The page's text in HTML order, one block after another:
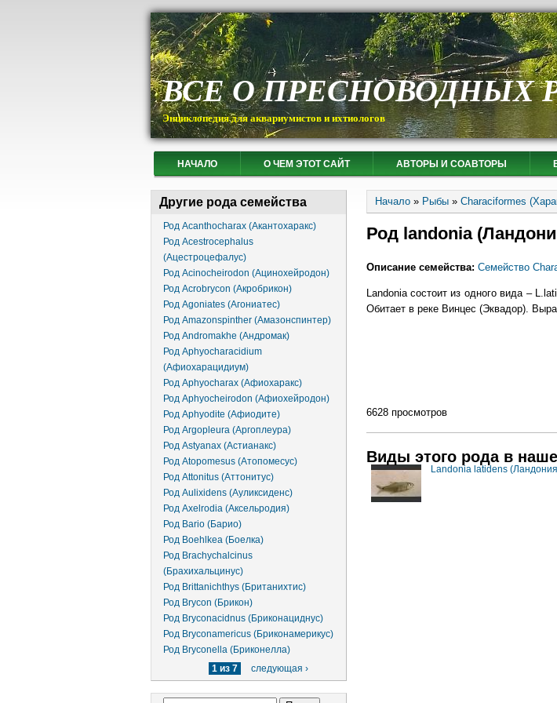
ВСЕ О ПРЕСНОВОДНЫХ
Энциклопедия для аквариумистов и ихтиологов
НАЧАЛО О ЧЕМ ЭТОТ САЙТ АВТОРЫ И СОАВТОРЫ
Другие рода семейства
Род Acanthocharax (Акантохаракс)
Род Acestrocephalus
(Ацестроцефалус)
Род Acinocheirodon (Ацинохейродон)
Род Acrobrycon (Акробрикон)
Род Agoniates (Агониатес)
Род Amazonspinther (Амазонспинтер)
Род Andromakhe (Андромак)
Род Aphyocharacidium
(Афиохарацидиум)
Род Aphyocharax (Афиохаракс)
Род Aphyocheirodon (Афиохейродон)
Род Aphyodite (Афиодите)
Род Argopleura (Аргоплеура)
Род Astyanax (Астианакс)
Род Atopomesus (Атопомесус)
Род Attonitus (Аттонитус)
Род Aulixidens (Ауликсиденс)
Род Axelrodia (Аксельродия)
Род Bario (Барио)
Род Boehlkea (Боелка)
Род Brachychalcinus
(Брахихальцинус)
Род Brittanichthys (Британихтис)
Род Brycon (Брикон)
Род Bryconacidnus (Бриконациднус)
Род Bryconamericus (Бриконамерикус)
Род Bryconella (Бриконелла)
1 из 7
следующая ›
Вы здесь
Начало » Рыбы » Characiformes
Род landonia
Описание семейства: Семейство
Landonia состоит из одного вида –
Обитает в реке Винцес (Эквадор).
6628 просмотров
Виды этого рода в
Landonia latidens